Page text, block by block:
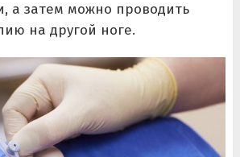
а затем можно проводить
на другой ноге.